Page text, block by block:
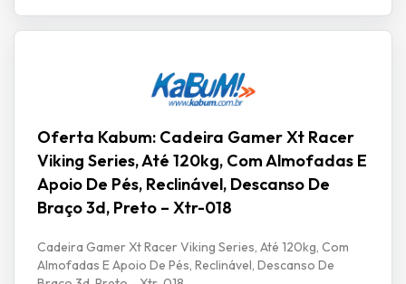
Oferta Kabum: Cadeira Gamer Xt Racer
Viking Series, Até 120kg, Com Almofadas E
Apoio De Pés, Reclinável, Descanso De
Braço 3d, Preto – Xtr-018
Cadeira Gamer Xt Racer Viking Series, Até 120kg, Com
Almofadas E Apoio De Pés, Reclinável, Descanso De